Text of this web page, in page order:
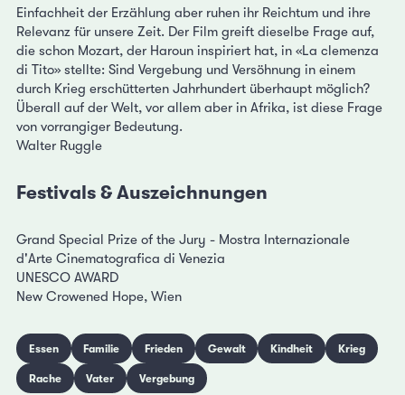
Einfachheit der Erzählung aber ruhen ihr Reichtum und ihre
Relevanz für unsere Zeit. Der Film greift dieselbe Frage auf,
die schon Mozart, der Haroun inspiriert hat, in «La clemenza
di Tito» stellte: Sind Vergebung und Versöhnung in einem
durch Krieg erschütterten Jahrhundert überhaupt möglich?
Überall auf der Welt, vor allem aber in Afrika, ist diese Frage
von vorrangiger Bedeutung.
Walter Ruggle
Festivals & Auszeichnungen
Grand Special Prize of the Jury - Mostra Internazionale
d'Arte Cinematografica di Venezia
UNESCO AWARD
New Crowened Hope, Wien
Essen Familie Frieden Gewalt Kindheit Krieg
Rache Vater Vergebung